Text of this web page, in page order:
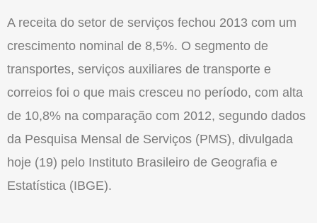
A receita do setor de serviços fechou 2013 com um
crescimento nominal de 8,5%. O segmento de
transportes, serviços auxiliares de transporte e
correios foi o que mais cresceu no período, com alta
de 10,8% na comparação com 2012, segundo dados
da Pesquisa Mensal de Serviços (PMS), divulgada
hoje (19) pelo Instituto Brasileiro de Geografia e
Estatística (IBGE).